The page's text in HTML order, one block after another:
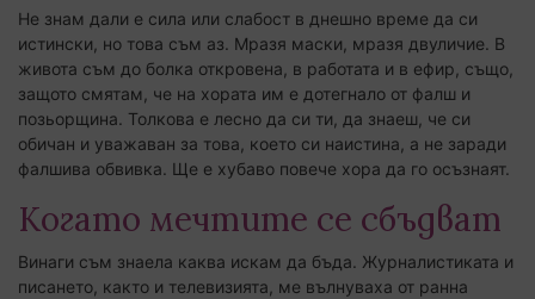
Не знам дали е сила или слабост в днешно време да си
истински, но това съм аз. Мразя маски, мразя двуличие. В
живота съм до болка откровена, в работата и в ефир, също,
защото смятам, че на хората им е дотегнало от фалш и
позьорщина. Толкова е лесно да си ти, да знаеш, че си
обичан и уважаван за това, което си наистина, а не заради
фалшива обвивка. Ще е хубаво повече хора да го осъзнаят.
Когато мечтите се сбъдват
Винаги съм знаела каква искам да бъда. Журналистиката и
писането, както и телевизията, ме вълнуваха от ранна